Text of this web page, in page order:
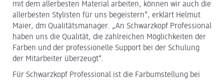
mit dem allerbesten Material arbeiten, können wir auch die
allerbesten Stylisten für uns begeistern“, erklärt Helmut
Maier, dm Qualitätsmanager. „An Schwarzkopf Professional
haben uns die Qualität, die zahlreichen Möglichkeiten der
Farben und der professionelle Support bei der Schulung
der Mitarbeiter überzeugt“.
Für Schwarzkopf Professional ist die Farbumstellung bei